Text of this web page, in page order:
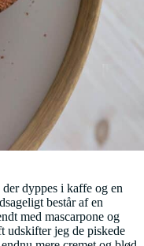
dyppes i kaffe og en
består af en
med mascarpone og
udskifter jeg de piskede